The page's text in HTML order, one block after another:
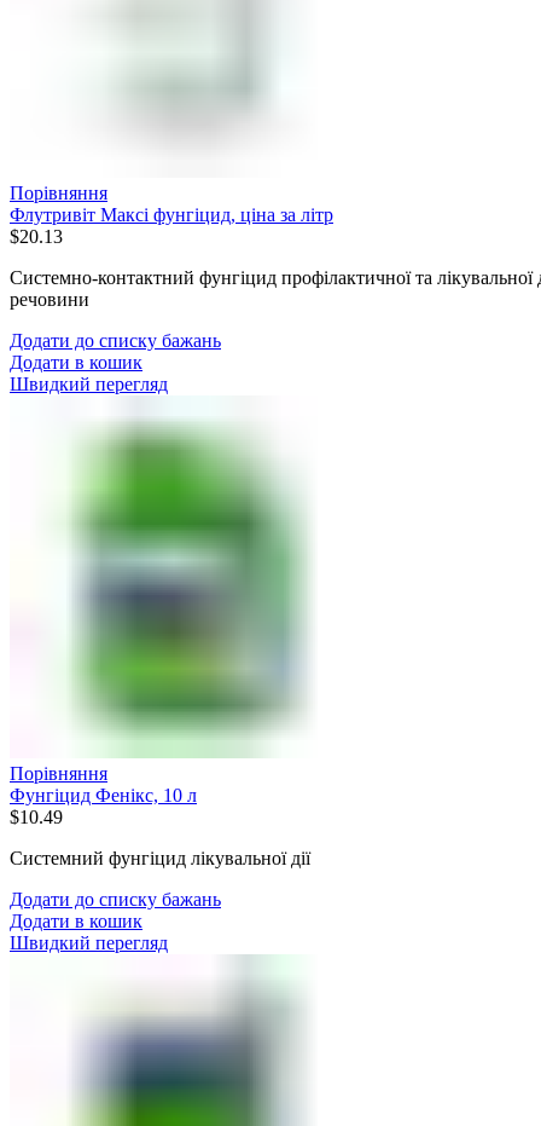
Порівняння
Флутривіт Максі фунгіцид, ціна за літр
$20.13
Системно-контактний фунгіцид профілактичної та лікувальної
речовини
Додати до списку бажань
Додати в кошик
Швидкий перегляд
Порівняння
Фунгіцид Фенікс, 10 л
$10.49
Системний фунгіцид лікувальної дії
Додати до списку бажань
Додати в кошик
Швидкий перегляд